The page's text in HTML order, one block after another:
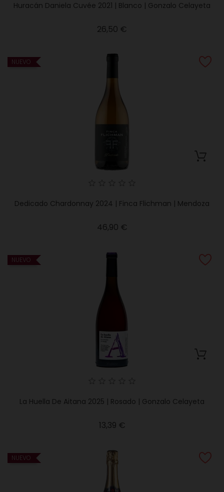
Huracán Daniela Cuvée 2021 | Blanco | Gonzalo Celayeta
26,50 €
NUEVO
Dedicado Chardonnay 2024 | Finca Flichman | Mendoza
46,90 €
NUEVO
La Huella De Aitana 2025 | Rosado | Gonzalo Celayeta
13,39 €
NUEVO